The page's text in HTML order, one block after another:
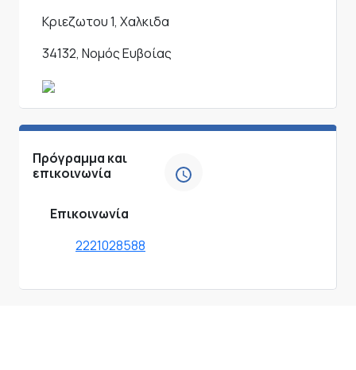
Κριεζωτου 1, Χαλκιδα
34132, Νομός Ευβοίας
Πρόγραμμα και
επικοινωνία
Επικοινωνία
2221028588